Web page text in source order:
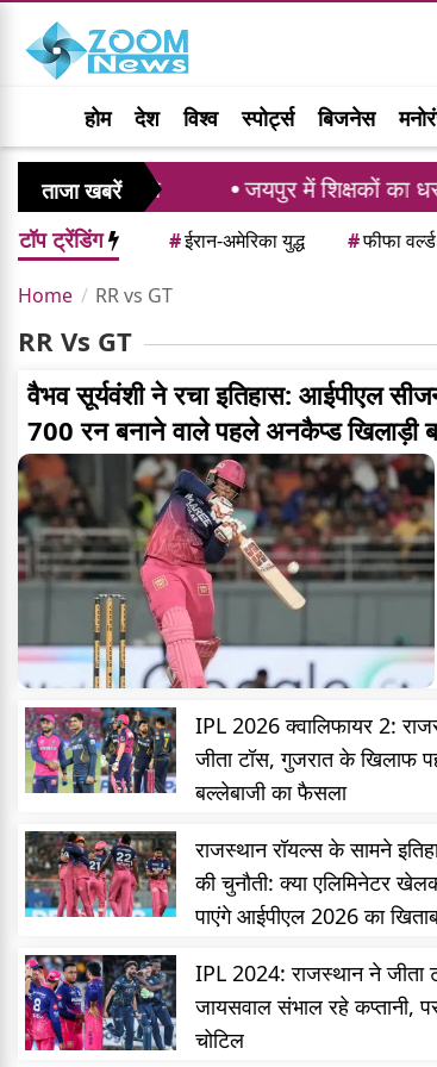
होम देश विश्व स्पोर्ट्स बिजनेस
ताजा खबरें
करोड़ रुपये जयपुर में शिक्षकों का
टॉप ट्रेंडिंग #ईरान-अमेरिका युद्ध #फीफा
Home RR vs GT
RR Vs GT
वैभव सूर्यवंशी ने रचा इतिहास: आईपीएल
700 रन बनाने वाले पहले अनकैप्ड खिलाड़ी
IPL 2026 क्वालिफायर 2:
जीता टॉस, गुजरात के खिलाफ
बल्लेबाजी का फैसला
राजस्थान रॉयल्स के सामने
की चुनौती: क्या एलिमिनेटर
पाएंगे आईपीएल 2026 का
IPL 2024: राजस्थान ने जीता
जायसवाल संभाल रहे कप्तानी,
चोटिल